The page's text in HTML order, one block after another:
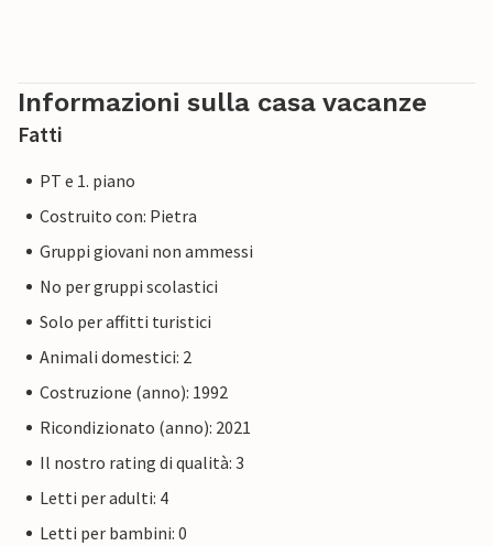
Informazioni sulla casa vacanze
Fatti
PT e 1. piano
Costruito con: Pietra
Gruppi giovani non ammessi
No per gruppi scolastici
Solo per affitti turistici
Animali domestici: 2
Costruzione (anno): 1992
Ricondizionato (anno): 2021
Il nostro rating di qualità: 3
Letti per adulti: 4
Letti per bambini: 0